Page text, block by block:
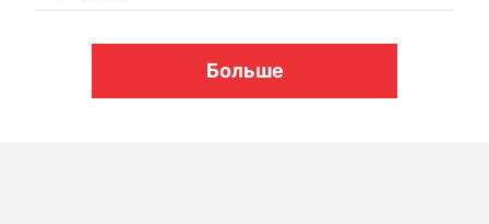
Больше